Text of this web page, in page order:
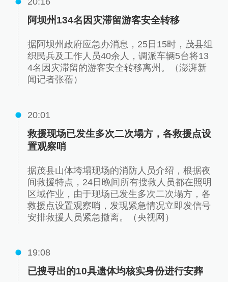
阿坝州134名因灾滞留游客安全转移
据阿坝州政府应急办消息，25日15时，茂县组
织民兵及工作人员40余人，调派车辆5台将13
4名因灾滞留的游客安全转移离州。（澎湃新
闻记者张蓓）
20:01
救援现场已发生多次二次塌方，各救援点设
置观察哨
据茂县山体垮塌现场的消防人员介绍，根据夜
间救援特点，24日晚间所有搜救人员都在照明
区域作业，由于现场已发生多次二次塌方，各
救援点设置观察哨，发现紧急情况立即发信号
安排救援人员紧急撤离。（央视网）
19:08
已搜寻出的10具遗体均核实身份进行安葬